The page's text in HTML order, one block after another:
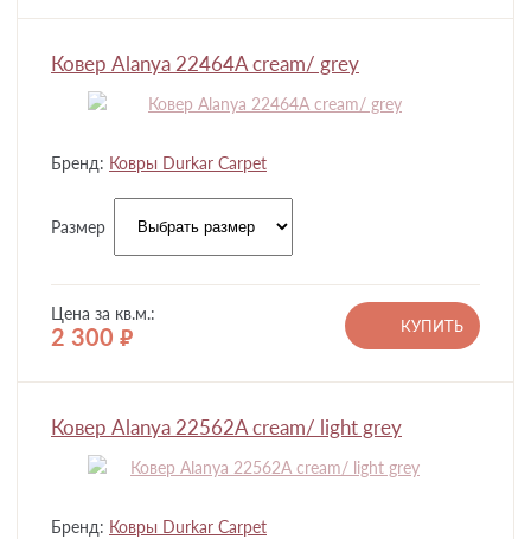
Ковер Alanya 22464A cream/ grey
Бренд: Ковры Durkar Carpet
Размер
Цена за кв.м.:
2 300 руб.
КУПИТЬ
Ковер Alanya 22562A cream/ light grey
Бренд: Ковры Durkar Carpet